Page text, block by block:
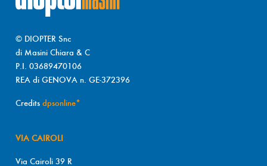
© DIOPTER Snc
di Masini Chiara & C
P.I. 03689470106
REA di GENOVA n. GE-372396
Credits dpsonline*
VIA CAIROLI
Via Cairoli 39 R